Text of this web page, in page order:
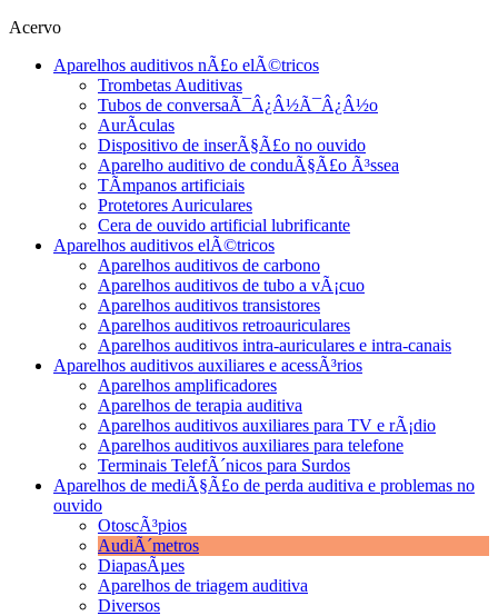
Acervo
Aparelhos auditivos nÃ£o elÃ©tricos
Trombetas Auditivas
Tubos de conversaÃ¯Â¿Â½Ã¯Â¿Â½o
AurÃ­culas
Dispositivo de inserÃ§Ã£o no ouvido
Aparelho auditivo de conduÃ§Ã£o Ã³ssea
TÃ­mpanos artificiais
Protetores Auriculares
Cera de ouvido artificial lubrificante
Aparelhos auditivos elÃ©tricos
Aparelhos auditivos de carbono
Aparelhos auditivos de tubo a vÃ¡cuo
Aparelhos auditivos transistores
Aparelhos auditivos retroauriculares
Aparelhos auditivos intra-auriculares e intra-canais
Aparelhos auditivos auxiliares e acessÃ³rios
Aparelhos amplificadores
Aparelhos de terapia auditiva
Aparelhos auditivos auxiliares para TV e rÃ¡dio
Aparelhos auditivos auxiliares para telefone
Terminais TelefÃ´nicos para Surdos
Aparelhos de mediÃ§Ã£o de perda auditiva e problemas no
ouvido
OtoscÃ³pios
AudiÃ´metros
DiapasÃµes
Aparelhos de triagem auditiva
Diversos